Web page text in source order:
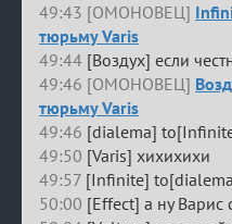
49:43 [ОМОНОВЕЦ]
тюрьму Varis
49:44 [Воздух] если
49:46 [ОМОНОВЕЦ]
тюрьму Varis
49:46 [dialema]
49:50 [Varis] хихихихи
49:57 [Infinite]
50:00 [Effect] а ну Варис